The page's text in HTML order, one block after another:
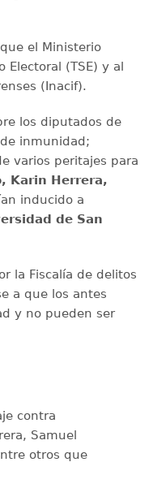
el Ministerio
Electoral (TSE) y al
(Inacif).
los diputados de
inmunidad;
varios peritajes para
Karin Herrera,
inducido a
de San
la Fiscalía de delitos
a que los antes
y no pueden ser
contra
Samuel
otros que